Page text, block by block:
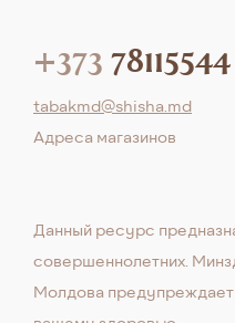
+373 78115544
tabakmd@shisha.md
Aдреса магазинов
Данный ресурс
совершеннолетних.
Молдова